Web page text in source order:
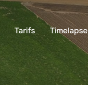
Tarifs Timelapse